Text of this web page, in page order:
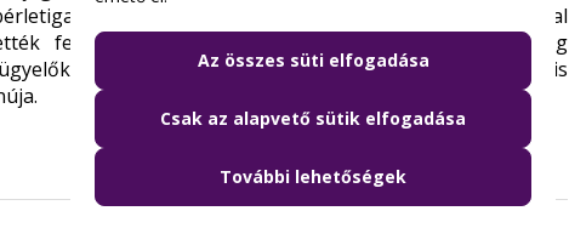
nem volt érvényes, hiszen már hónapokkal
fel a bérletigazolvány számát. A személyazonosság
majd a rendőrség bevonása és intézkedése akkor is
Az összes süti elfogadása
Csak az alapvető sütik elfogadása
További lehetőségek